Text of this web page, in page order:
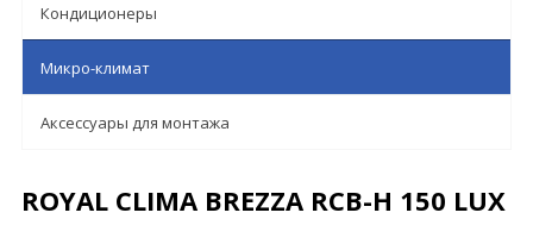
Кондиционеры
Микро-климат
Аксессуары для монтажа
ROYAL CLIMA BREZZA RCB-H 150 LUX